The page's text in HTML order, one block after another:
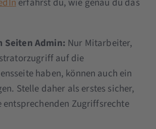
erfährst du, wie genau du das
Seiten Admin: Nur Mitarbeiter,
auf die
haben, können auch ein
Stelle daher als erstes sicher,
entsprechenden Zugriffsrechte